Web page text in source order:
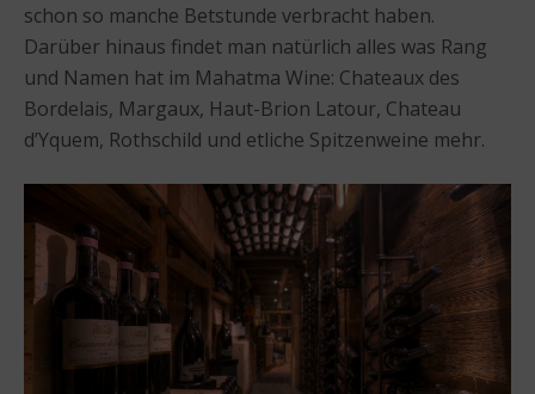
schon so manche Betstunde verbracht haben.
Darüber hinaus findet man natürlich alles was Rang
und Namen hat im Mahatma Wine: Chateaux des
Bordelais, Margaux, Haut-Brion Latour, Chateau
d’Yquem, Rothschild und etliche Spitzenweine mehr.